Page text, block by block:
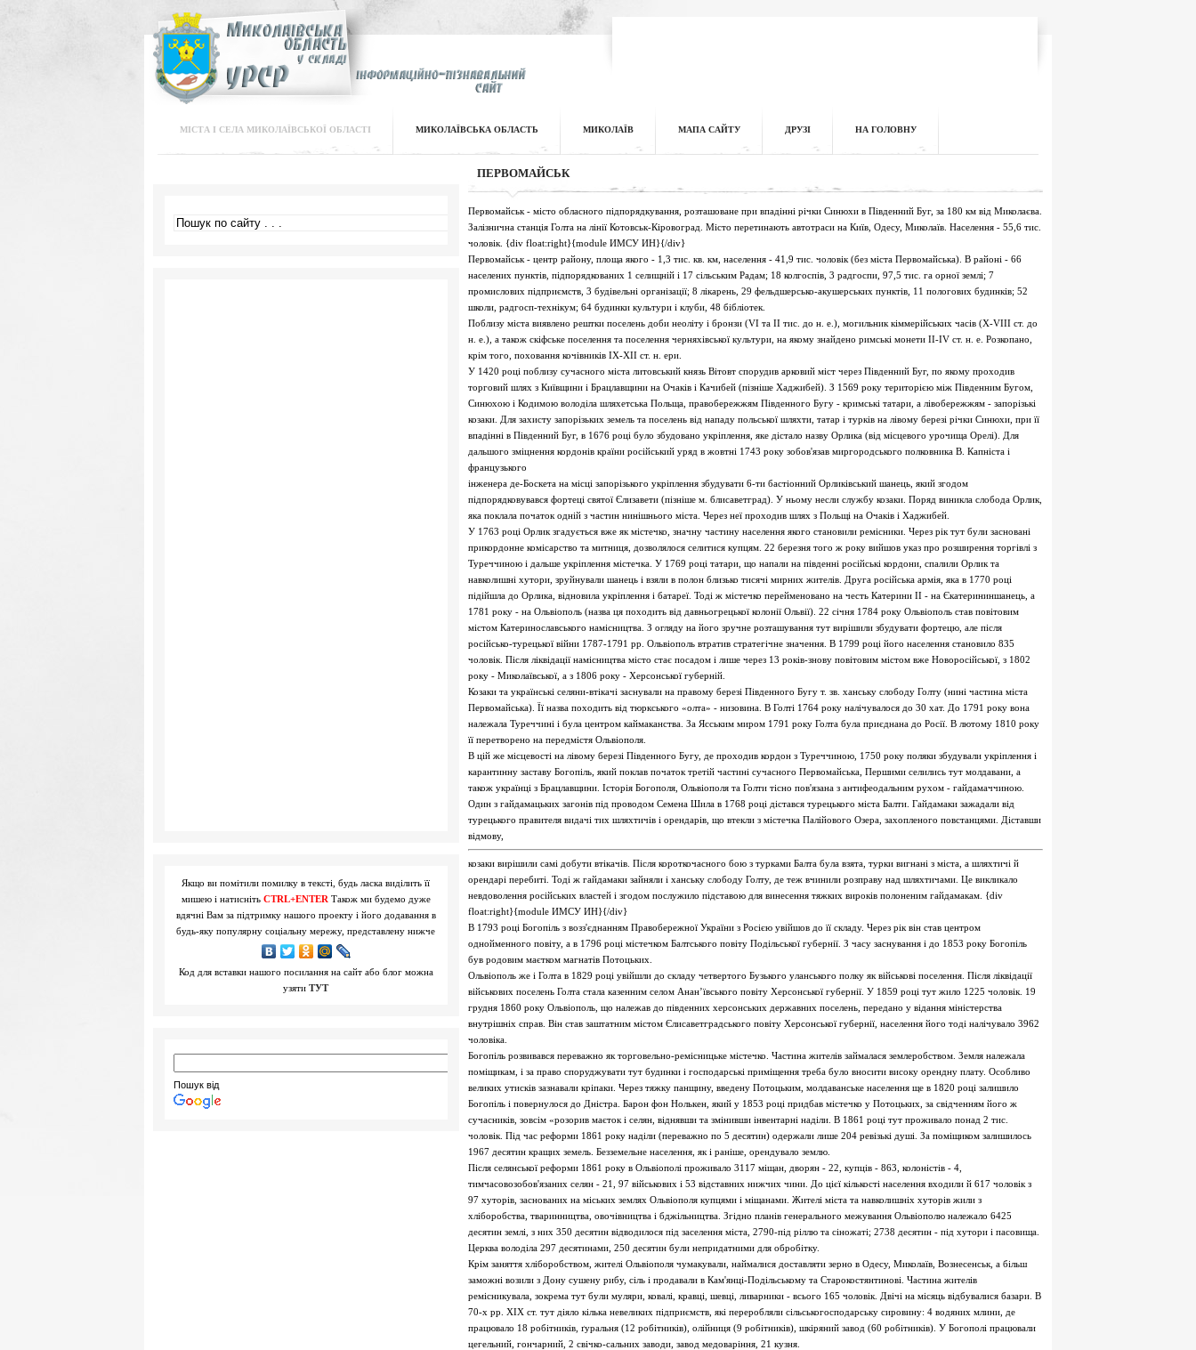
МІСТА І СЕЛА МИКОЛАЇВСЬКОЇ ОБЛАСТІ МИКОЛАЇВСЬКА ОБЛАСТЬ МИКОЛАЇВ МАПА САЙТУ ДРУЗІ НА ГОЛОВНУ
Якщо ви помітили помилку в тексті, будь ласка виділить її
мишею і натисніть CTRL+ENTER Також ми будемо дуже
вдячні Вам за підтримку нашого проекту і його додавання в
будь-яку популярну соціальну мережу, представлену нижче
Код для вставки нашого посилання на сайт або блог можна
узяти ТУТ
Пошук від
ПЕРВОМАЙСЬК
Первомайськ - місто обласного підпорядкування, розташоване при впадінні річки Синюхи в Південний Буг, за 180 км від Миколаєва.
Залізнична станція Голта на лінії Котовськ-Кіровоград. Місто перетинають автотраси на Київ, Одесу, Миколаїв. Населення - 55,6 тис.
чоловік. {div float:right}{module ИМСУ ИН}{/div}
Первомайськ - центр району, площа якого - 1,3 тис. кв. км, населення - 41,9 тис. чоловік (без міста Первомайська). В районі - 66
населених пунктів, підпорядкованих 1 селищній і 17 сільським Радам; 18 колгоспів, 3 радгоспи, 97,5 тис. га орної землі; 7
промислових підприємств, 3 будівельні організації; 8 лікарень, 29 фельдшерсько-акушерських пунктів, 11 пологових будинків; 52
школи, радгосп-технікум; 64 будинки культури і клуби, 48 бібліотек.
Поблизу міста виявлено рештки поселень доби неоліту і бронзи (VI та II тис. до н. е.), могильник кіммерійських часів (X-VIII ст. до
н. е.), а також скіфське поселення та поселення черняхівської культури, на якому знайдено римські монети II-IV ст. н. е. Розкопано,
крім того, поховання кочівників IX-XII ст. н. ери.
У 1420 році поблизу сучасного міста литовський князь Вітовт спорудив арковий міст через Південний Буг, по якому проходив
торговий шлях з Київщини і Брацлавщини на Очаків і Качибей (пізніше Хаджибей). З 1569 року територією між Південним Бугом,
Синюхою і Кодимою володіла шляхетська Польща, правобережжям Південного Бугу - кримські татари, а лівобережжям - запорізькі
козаки. Для захисту запорізьких земель та поселень від нападу польської шляхти, татар і турків на лівому березі річки Синюхи, при її
впадінні в Південний Буг, в 1676 році було збудовано укріплення, яке дістало назву Орлика (від місцевого урочища Орелі). Для
дальшого зміцнення кордонів країни російський уряд в жовтні 1743 року зобов'язав миргородського полковника В. Капніста і
французького
інженера де-Боскета на місці запорізького укріплення збудувати 6-ти бастіонний Орликівський шанець, який згодом
підпорядковувався фортеці святої Єлизавети (пізніше м. блисаветград). У ньому несли службу козаки. Поряд виникла слобода Орлик,
яка поклала початок одній з частин нинішнього міста. Через неї проходив шлях з Польщі на Очаків і Хаджибей.
У 1763 році Орлик згадується вже як містечко, значну частину населення якого становили ремісники. Через рік тут були засновані
прикордонне комісарство та митниця, дозволялося селитися купцям. 22 березня того ж року вийшов указ про розширення торгівлі з
Туреччиною і дальше укріплення містечка. У 1769 році татари, що напали на південні російські кордони, спалили Орлик та
навколишні хутори, зруйнували шанець і взяли в полон близько тисячі мирних жителів. Друга російська армія, яка в 1770 році
підійшла до Орлика, відновила укріплення і батареї. Тоді ж містечко перейменовано на честь Катерини II - на Єкатерининшанець, а
1781 року - на Ольвіополь (назва ця походить від давньогрецької колонії Ольвії). 22 січня 1784 року Ольвіополь став повітовим
містом Катеринославського намісництва. З огляду на його зручне розташування тут вирішили збудувати фортецю, але після
російсько-турецької війни 1787-1791 рр. Ольвіополь втратив стратегічне значення. В 1799 році його населення становило 835
чоловік. Після ліквідації намісництва місто стає посадом і лише через 13 років-знову повітовим містом вже Новоросійської, з 1802
року - Миколаївської, а з 1806 року - Херсонської губерній.
Козаки та українські селяни-втікачі заснували на правому березі Південного Бугу т. зв. ханську слободу Голту (нині частина міста
Первомайська). Її назва походить від тюркського «олта» - низовина. В Голті 1764 року налічувалося до 30 хат. До 1791 року вона
належала Туреччині і була центром каймаканства. За Ясським миром 1791 року Голта була приєднана до Росії. В лютому 1810 року
її перетворено на передмістя Ольвіополя.
В цій же місцевості на лівому березі Південного Бугу, де проходив кордон з Туреччиною, 1750 року поляки збудували укріплення і
карантинну заставу Богопіль, який поклав початок третій частині сучасного Первомайська, Першими селились тут молдавани, а
також українці з Брацлавщини. Історія Богополя, Ольвіополя та Голти тісно пов'язана з антифеодальним рухом - гайдамаччиною.
Один з гайдамацьких загонів під проводом Семена Шила в 1768 році дістався турецького міста Балти. Гайдамаки зажадали від
турецького правителя видачі тих шляхтичів і орендарів, що втекли з містечка Палійового Озера, захопленого повстанцями. Діставши
відмову,
козаки вирішили самі добути втікачів. Після короткочасного бою з турками Балта була взята, турки вигнані з міста, а шляхтичі й
орендарі перебиті. Тоді ж гайдамаки зайняли і ханську слободу Голту, де теж вчинили розправу над шляхтичами. Це викликало
невдоволення російських властей і згодом послужило підставою для винесення тяжких вироків полоненим гайдамакам. {div
float:right}{module ИМСУ ИН}{/div}
В 1793 році Богопіль з возз'єднанням Правобережної України з Росією увійшов до її складу. Через рік він став центром
однойменного повіту, а в 1796 році містечком Балтського повіту Подільської губернії. З часу заснування і до 1853 року Богопіль
був родовим маєтком магнатів Потоцьких.
Ольвіополь же і Голта в 1829 році увійшли до складу четвертого Бузького уланського полку як військові поселення. Після ліквідації
військових поселень Голта стала казенним селом Анан’ївського повіту Херсонської губернії. У 1859 році тут жило 1225 чоловік. 19
грудня 1860 року Ольвіополь, що належав до південних херсонських державних поселень, передано у відання міністерства
внутрішніх справ. Він став заштатним містом Єлисаветградського повіту Херсонської губернії, населення його тоді налічувало 3962
чоловіка.
Богопіль розвивався переважно як торговельно-ремісницьке містечко. Частина жителів займалася землеробством. Земля належала
поміщикам, і за право споруджувати тут будинки і господарські приміщення треба було вносити високу орендну плату. Особливо
великих утисків зазнавали кріпаки. Через тяжку панщину, введену Потоцьким, молдаванське населення ще в 1820 році залишило
Богопіль і повернулося до Дністра. Барон фон Нолькен, який у 1853 році придбав містечко у Потоцьких, за свідченням його ж
сучасників, зовсім «розорив маєток і селян, віднявши та змінивши інвентарні наділи. В 1861 році тут проживало понад 2 тис.
чоловік. Під час реформи 1861 року наділи (переважно по 5 десятин) одержали лише 204 ревізькі душі. За поміщиком залишилось
1967 десятин кращих земель. Безземельне населення, як і раніше, орендувало землю.
Після селянської реформи 1861 року в Ольвіополі проживало 3117 міщан, дворян - 22, купців - 863, колоністів - 4,
тимчасовозобов'язаних селян - 21, 97 військових і 53 відставних нижчих чини. До цієї кількості населення входили й 617 чоловік з
97 хуторів, заснованих на міських землях Ольвіополя купцями і міщанами. Жителі міста та навколишніх хуторів жили з
хліборобства, тваринництва, овочівництва і бджільництва. Згідно планів генерального межування Ольвіополю належало 6425
десятин землі, з них 350 десятин відводилося під заселення міста, 2790-під ріллю та сіножаті; 2738 десятин - під хутори і пасовища.
Церква володіла 297 десятинами, 250 десятин були непридатними для обробітку.
Крім заняття хліборобством, жителі Ольвіополя чумакували, наймалися доставляти зерно в Одесу, Миколаїв, Вознесенськ, а більш
заможні возили з Дону сушену рибу, сіль і продавали в Кам'янці-Подільському та Старокостянтинові. Частина жителів
ремісникувала, зокрема тут були муляри, ковалі, кравці, шевці, ливарники - всього 165 чоловік. Двічі на місяць відбувалися базари. В
70-х рр. XIX ст. тут діяло кілька невеликих підприємств, які переробляли сільськогосподарську сировину: 4 водяних млини, де
працювало 18 робітників, ґуральня (12 робітників), олійниця (9 робітників), шкіряний завод (60 робітників). У Богополі працювали
цегельний, гончарний, 2 свічко-сальних заводи, завод медоваріння, 21 кузня.